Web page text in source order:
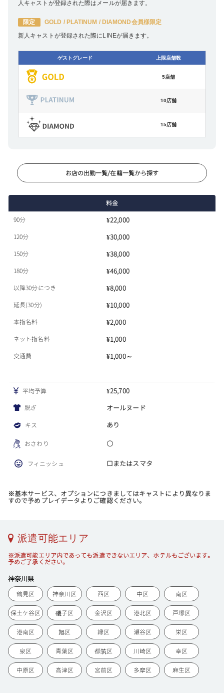
人キャストが登録された際はメールが届きます。
限定
GOLD / PLATINUM / DIAMOND会員様限定
新人キャストが登録された際にLINEが届きます。
ゲストグレード 上限店舗数
5店舗
10店舗
15店舗
お店の出勤一覧/在籍一覧から探す
料金
90分
¥22,000
120分 ¥30,000
150分 ¥38,000
180分 ¥46,000
以降30分につき ¥8,000
延長(30分) ¥10,000
本指名料 ¥2,000
ネット指名料 ¥1,000
交通費 ¥1,000～
平均予算 ¥25,700
脱ぎ オールヌード
キス あり
おさわり 〇
フィニッシュ 口またはスマタ
※基本サービス、オプションにつきましてはキャストにより異なりま
すので予めプレイデータよりご確認ください。
派遣可能エリア
※派遣可能エリア内であっても派遣できないエリア、ホテルもございます。
予めご了承ください。
神奈川県
鶴見区 神奈川区 西区 中区 南区
保土ケ谷区 磯子区 金沢区 港北区 戸塚区
港南区 旭区 緑区 瀬谷区 栄区
泉区 青葉区 都筑区 川崎区 幸区
中原区 高津区 宮前区 多摩区 麻生区